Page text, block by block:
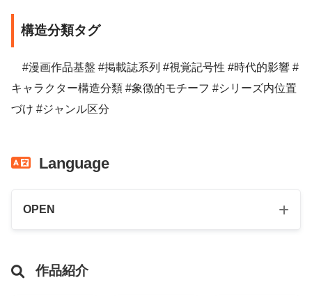
構造分類タグ
#漫画作品基盤 #掲載誌系列 #視覚記号性 #時代的影響 #
キャラクター構造分類 #象徴的モチーフ #シリーズ内位置
づけ #ジャンル区分
Language
OPEN
作品紹介